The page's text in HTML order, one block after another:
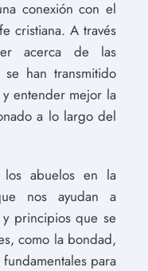
conexión con el
cristiana. A través
acerca de las
han transmitido
entender mejor la
a lo largo del
los abuelos en la
nos ayudan a
principios que se
como la bondad,
para